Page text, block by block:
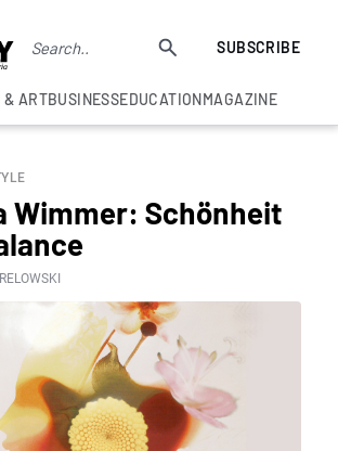
SUBSCRIBE
& ARTBUSINESSEDUCATIONMAGAZINE
Wimmer: Schönheit